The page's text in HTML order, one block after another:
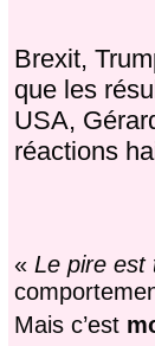
Brexit,
que les
USA,
réactions
« Le pire est
Mais c’est